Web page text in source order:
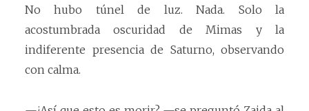
No hubo túnel de luz. Nada. Solo la
acostumbrada oscuridad de Mimas y la
indiferente presencia de Saturno, observando
con calma.